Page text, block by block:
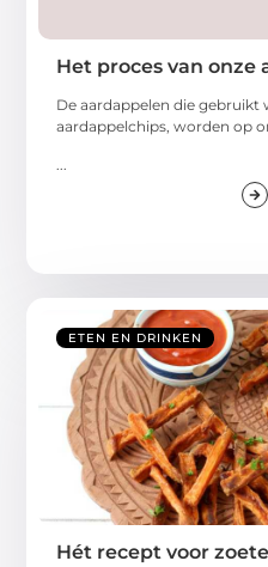
Het proces van onze
De aardappelen die gebruikt
aardappelchips, worden op
...
ETEN EN DRINKEN
Hét recept voor